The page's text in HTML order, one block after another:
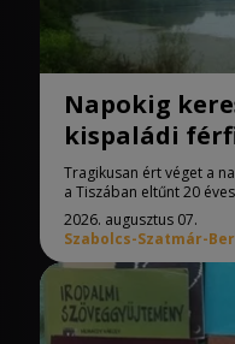
Napokig
kispaládi
Tragikusan ért véget a
a Tiszában eltűnt 20
2026. augusztus 07.
Szabolcs-Szatmár-